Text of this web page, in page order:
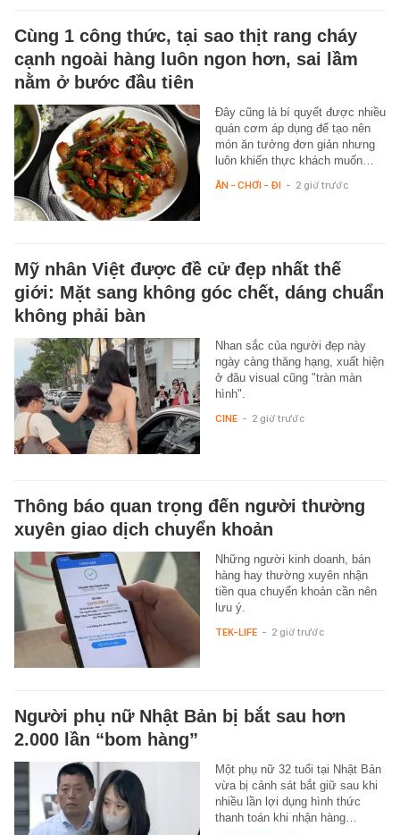
Cùng 1 công thức, tại sao thịt rang cháy
cạnh ngoài hàng luôn ngon hơn, sai lầm
nằm ở bước đầu tiên
Đây cũng là bí quyết được nhiều
quán cơm áp dụng để tạo nên
món ăn tưởng đơn giản nhưng
luôn khiến thực khách muốn…
ĂN - CHƠI - ĐI - 2 giờ trước
Mỹ nhân Việt được đề cử đẹp nhất thế
giới: Mặt sang không góc chết, dáng chuẩn
không phải bàn
Nhan sắc của người đẹp này
ngày càng thăng hạng, xuất hiện
ở đâu visual cũng "tràn màn
hình".
CINE - 2 giờ trước
Thông báo quan trọng đến người thường
xuyên giao dịch chuyển khoản
Những người kinh doanh, bán
hàng hay thường xuyên nhận
tiền qua chuyển khoản cần nên
lưu ý.
TEK-LIFE - 2 giờ trước
Người phụ nữ Nhật Bản bị bắt sau hơn
2.000 lần “bom hàng”
Một phụ nữ 32 tuổi tại Nhật Bản
vừa bị cảnh sát bắt giữ sau khi
nhiều lần lợi dụng hình thức
thanh toán khi nhận hàng…